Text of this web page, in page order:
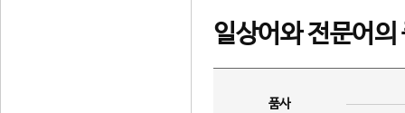
일상어와 전문어의
품사